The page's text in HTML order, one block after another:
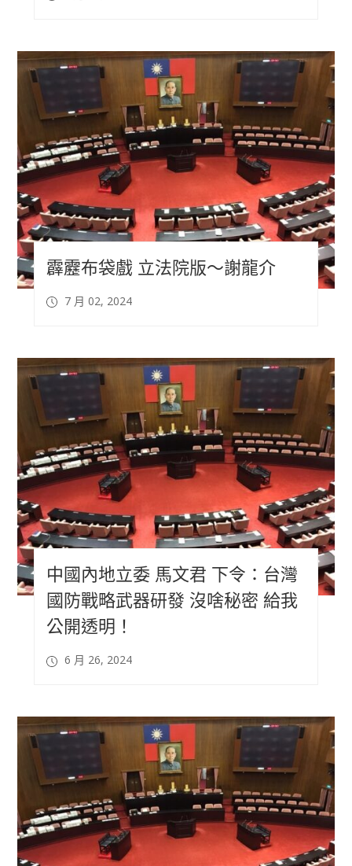
霹靂布袋戲 立法院版～謝龍介
7 月 02, 2024
中國內地立委 馬文君 下令：台灣
國防戰略武器研發 沒啥秘密 給我
公開透明！
6 月 26, 2024